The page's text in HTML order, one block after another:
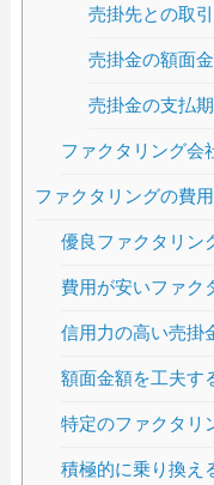
売掛先との取
売掛金の額面
売掛金の支払
ファクタリング会
ファクタリングの費
優良ファクタリン
費用が安いファク
信用力の高い売掛
額面金額を工夫す
特定のファクタリ
積極的に乗り換え